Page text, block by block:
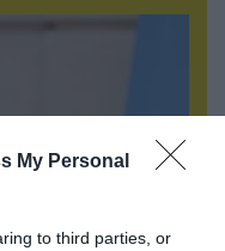
My Personal
to third parties, or